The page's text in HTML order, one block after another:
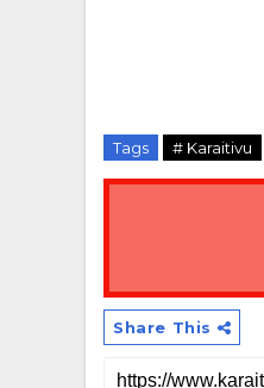
Tags # Karaitivu
Share This